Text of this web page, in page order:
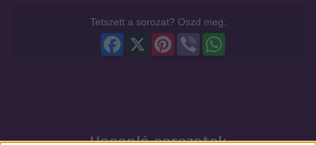
Tetszett a sorozat? Oszd meg:
Viber
Pinterest
Facebook